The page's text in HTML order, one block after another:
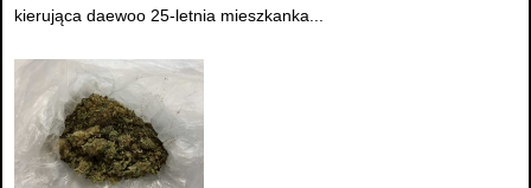
kierująca daewoo 25-letnia mieszkanka...